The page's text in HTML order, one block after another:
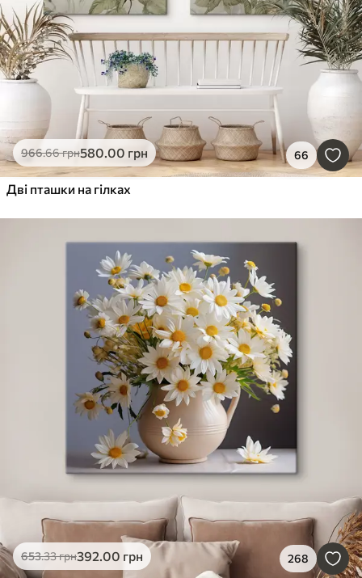
966.66грн580.00 грн 66
Дві пташки на гілках
653.33грн392.00 грн 268